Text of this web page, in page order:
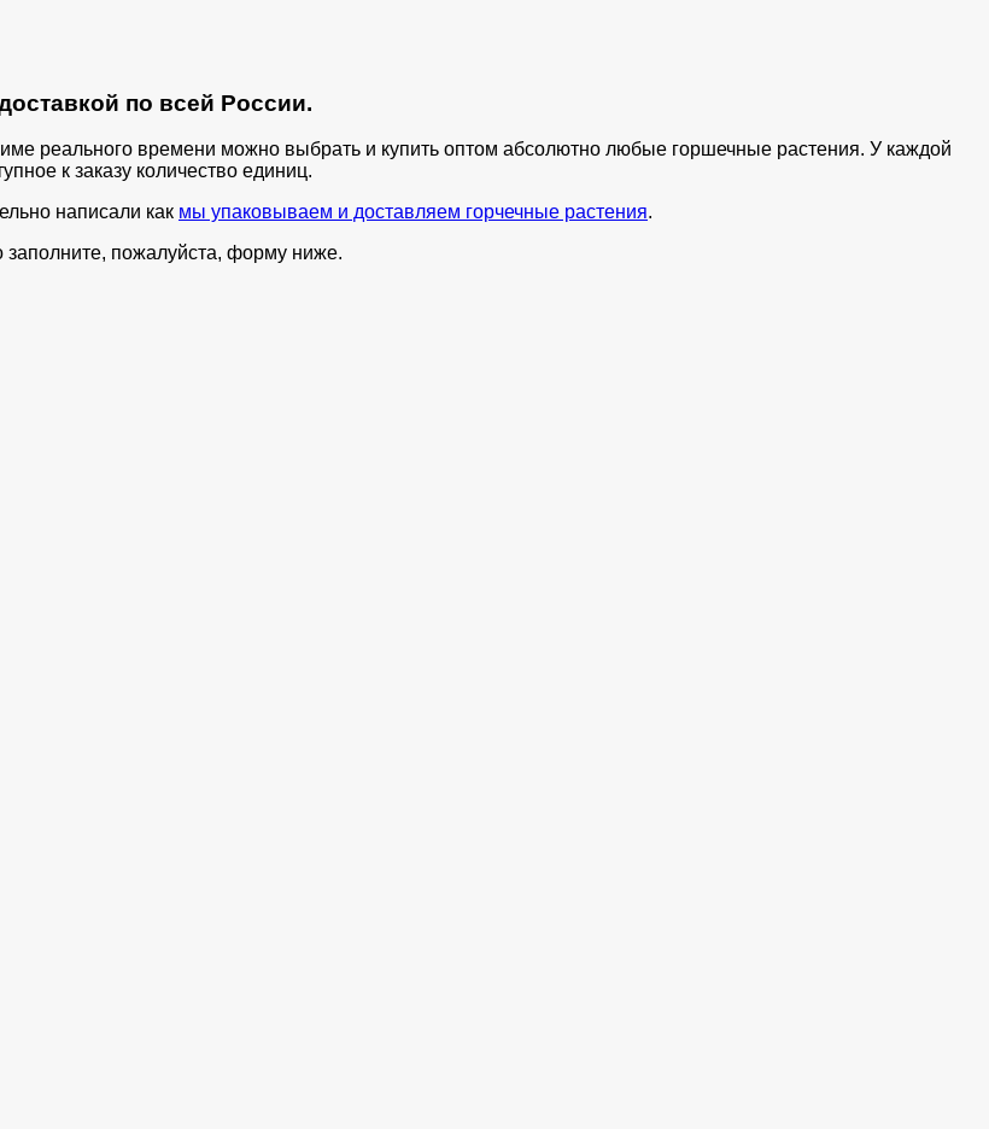
по всей России.
реального времени можно выбрать и купить оптом абсолютно любые горшечные растения. У каждой
к заказу количество единиц.
написали как мы упаковываем и доставляем горчечные растения.
заполните, пожалуйста, форму ниже.